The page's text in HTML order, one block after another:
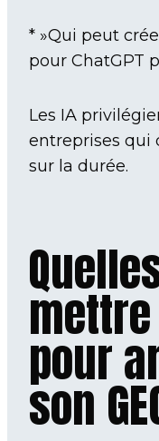
* »Qui peut
pour ChatGPT
Les IA
entreprises qui
sur la durée.
pour
son